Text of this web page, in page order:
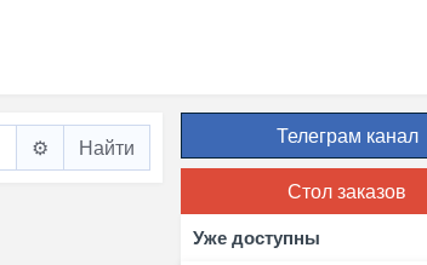
⚙️
Телеграм канал
Стол заказов
Уже доступны